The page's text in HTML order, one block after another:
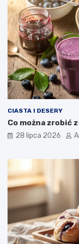
CIASTA I DESERY
Co można zrobić
28 lipca 2026